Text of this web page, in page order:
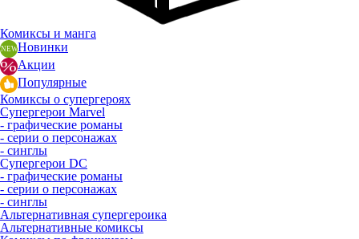
Комиксы и манга
Новинки
Акции
Популярные
Комиксы о супергероях
Супергерои Marvel
- графические романы
- серии о персонажах
- синглы
Супергерои DC
- графические романы
- серии о персонажах
- синглы
Альтернативная супергероика
Альтернативные комиксы